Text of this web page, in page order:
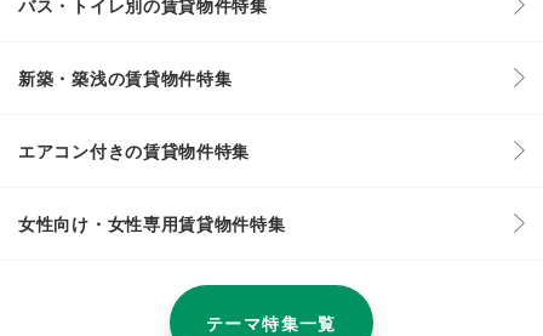
新築・築浅の賃貸物件特集
エアコン付きの賃貸物件特集
女性向け・女性専用賃貸物件特集
テーマ特集一覧